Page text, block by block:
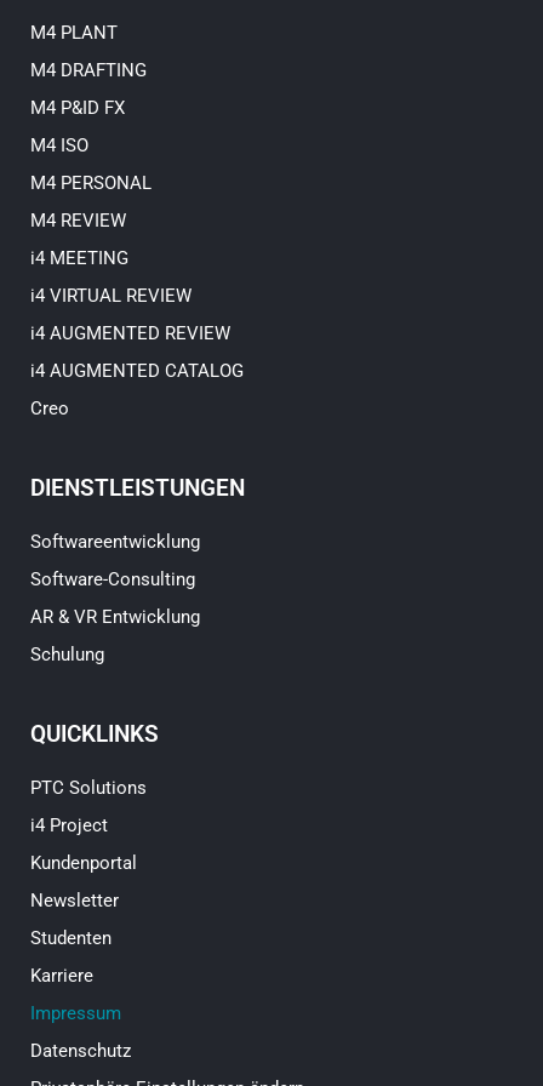
n
M4 PLANT
M4 DRAFTING
M4 P&ID FX
M4 ISO
M4 PERSONAL
M4 REVIEW
i4 MEETING
i4 VIRTUAL REVIEW
i4 AUGMENTED REVIEW
i4 AUGMENTED CATALOG
Creo
DIENSTLEISTUNGEN
Softwareentwicklung
Software-Consulting
AR & VR Entwicklung
Schulung
QUICKLINKS
PTC Solutions
i4 Project
Kundenportal
Newsletter
Studenten
Karriere
Impressum
Datenschutz